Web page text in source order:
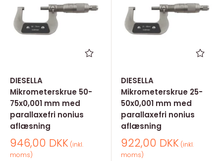
DIESELLA
Mikrometerskrue 50-
75x0,001 mm med
parallaxefri nonius
aflæsning
Salgspris
946,00 DKK (inkl.
moms)
DIESELLA
Mikrometerskrue 25-
50x0,001 mm med
parallaxefri nonius
aflæsning
Salgspris
922,00 DKK (inkl.
moms)